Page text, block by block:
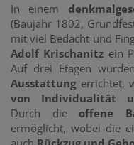
In einem
(Baujahr 1802,
mit viel Bedacht und
Adolf Krischanitz ein
Auf drei Etagen
Ausstattung errichtet,
von Individualität
Durch die offene
ermöglicht, wobei die